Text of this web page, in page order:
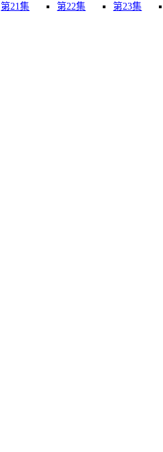
第21集 第22集 第23集